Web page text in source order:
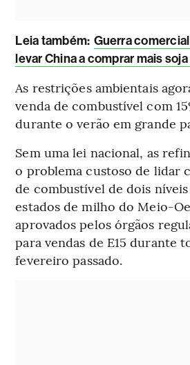
Leia também: Guerra
levar China a comprar mais
As restrições ambientais
venda de combustível com
durante o verão em grande
Sem uma lei nacional, as
o problema custoso de lidar
de combustível de dois
estados de milho do Meio-
aprovados pelos órgãos
para vendas de E15 durante
fevereiro passado.